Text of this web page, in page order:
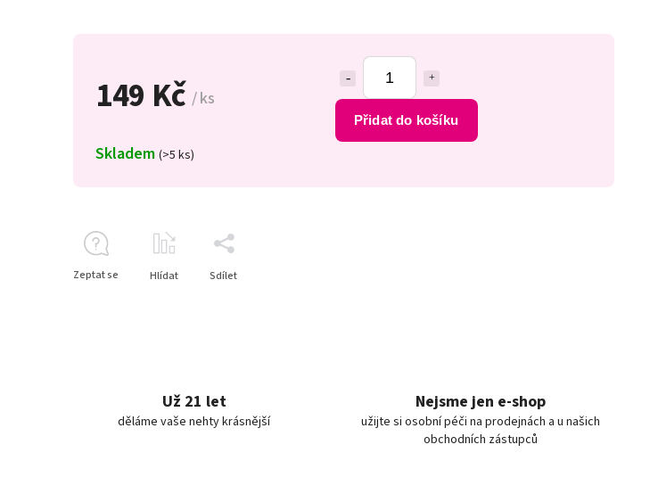
149 Kč / ks
Přidat do košíku
Skladem (>5 ks)
Zeptat se Hlídat Sdílet
Už 21 let
děláme vaše nehty krásnější
Nejsme jen e-shop
užijte si osobní péči na prodejnách a u našich
obchodních zástupců